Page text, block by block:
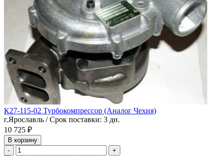
К27-115-02 Турбокомпрессор (Аналог Чехия)
г.Ярославль / Срок поставки: 3 дн.
10 725 ₽
В корзину
-
+